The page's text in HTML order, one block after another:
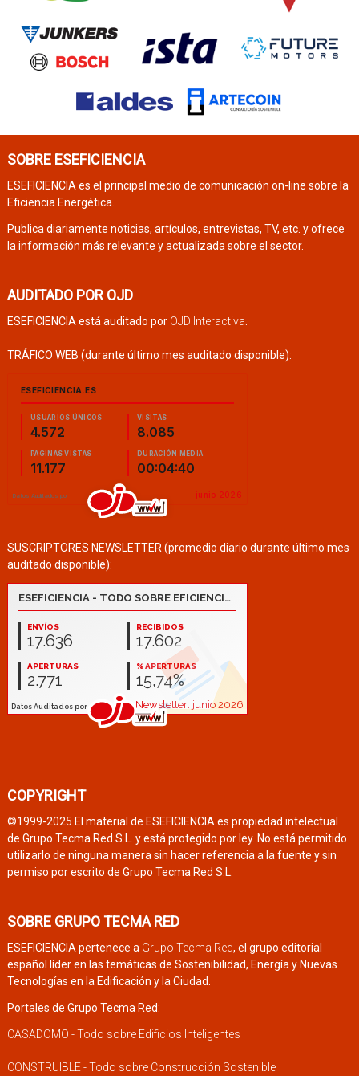
SOBRE ESEFICIENCIA
ESEFICIENCIA es el principal medio de comunicación on-line sobre la
Eficiencia Energética.
Publica diariamente noticias, artículos, entrevistas, TV, etc. y ofrece
la información más relevante y actualizada sobre el sector.
AUDITADO POR OJD
ESEFICIENCIA está auditado por OJD Interactiva
TRÁFICO WEB (durante último mes auditado disponible):
SUSCRIPTORES NEWSLETTER (promedio diario durante último mes
auditado disponible):
COPYRIGHT
©1999-2025 El material de ESEFICIENCIA es propiedad intelectual
de Grupo Tecma Red S.L. y está protegido por ley. No está permitido
utilizarlo de ninguna manera sin hacer referencia a la fuente y sin
permiso por escrito de Grupo Tecma Red S.L.
SOBRE GRUPO TECMA RED
ESEFICIENCIA pertenece a Grupo Tecma Red, el grupo editorial
español líder en las temáticas de Sostenibilidad, Energía y Nuevas
Tecnologías en la Edificación y la Ciudad.
Portales de Grupo Tecma Red:
CASADOMO - Todo sobre Edificios Inteligentes
CONSTRUIBLE - Todo sobre Construcción Sostenible